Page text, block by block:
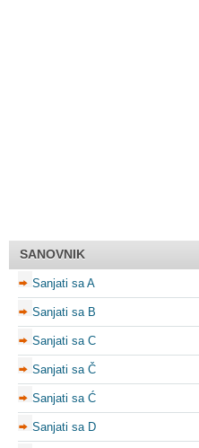
SANOVNIK
Sanjati sa A
Sanjati sa B
Sanjati sa C
Sanjati sa Č
Sanjati sa Ć
Sanjati sa D